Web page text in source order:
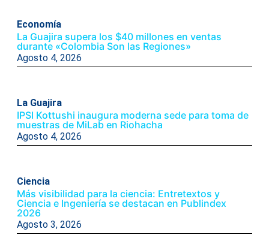
Economía
La Guajira supera los $40 millones en ventas
durante «Colombia Son las Regiones»
Agosto 4, 2026
La Guajira
IPSI Kottushi inaugura moderna sede para toma de
muestras de MiLab en Riohacha
Agosto 4, 2026
Ciencia
Más visibilidad para la ciencia: Entretextos y
Ciencia e Ingeniería se destacan en Publindex
2026
Agosto 3, 2026